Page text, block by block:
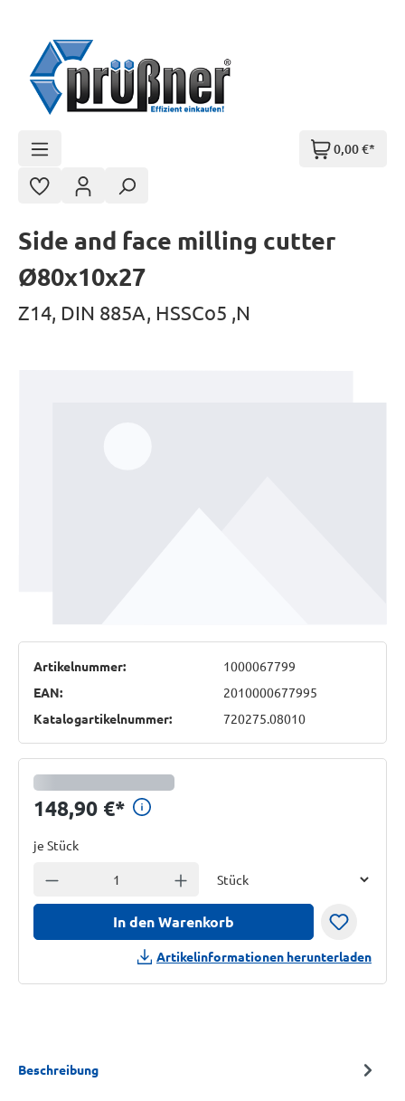
0,00 €*
Side and face milling cutter
Ø80x10x27
Z14, DIN 885A, HSSCo5 ,N
Artikelnummer:
1000067799
EAN:
2010000677995
Katalogartikelnummer:
720275.08010
148,90 €* Preisinformationen
je Stück
Anzahl verringern Anzahl erhöhen
In den Warenkorb
Artikelinformationen herunterladen
Beschreibung